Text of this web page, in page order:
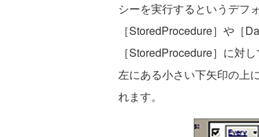
シーを実行するというデフ
［StoredProcedure］や［
［StoredProcedure］に対
左にある小さい下矢印の上
れます。